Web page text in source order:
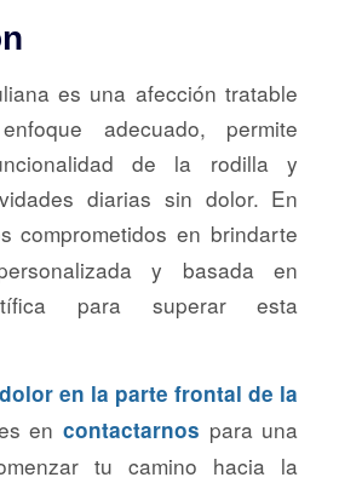
es una afección tratable
adecuado, permite
de la rodilla y
diarias sin dolor. En
comprometidos en brindarte
y basada en
para superar esta
en la parte frontal de la
encontactarnos para una
tu camino hacia la